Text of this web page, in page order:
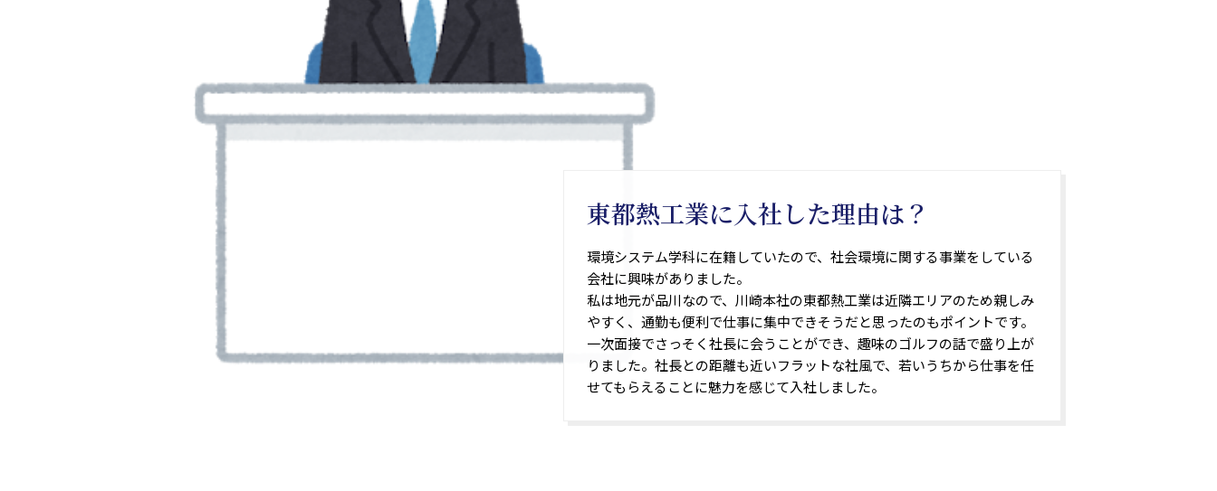
東都熱工業に入社した理由は？
環境システム学科に在籍していたので、社会環境に関する事業をしている
会社に興味がありました。
私は地元が品川なので、川崎本社の東都熱工業は近隣エリアのため親しみ
やすく、通勤も便利で仕事に集中できそうだと思ったのもポイントです。
一次面接でさっそく社長に会うことができ、趣味のゴルフの話で盛り上が
りました。社長との距離も近いフラットな社風で、若いうちから仕事を任
せてもらえることに魅力を感じて入社しました。